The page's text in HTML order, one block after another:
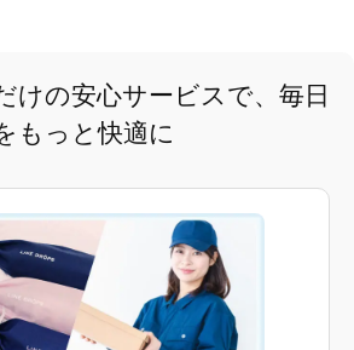
けの安心サービスで、毎日
もっと快適に